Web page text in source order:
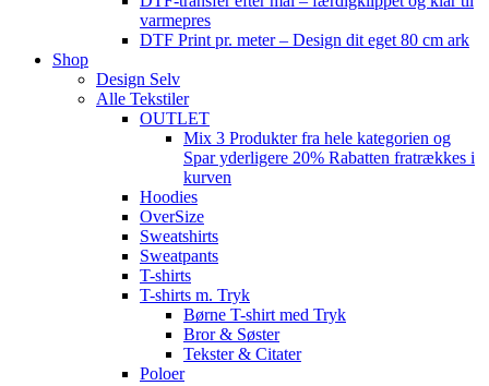
varmepres
DTF Print pr. meter – Design dit eget 80 cm ark
Shop
Design Selv
Alle Tekstiler
OUTLET
Mix 3 Produkter fra hele kategorien og
Spar yderligere 20% Rabatten fratrækkes i
kurven
Hoodies
OverSize
Sweatshirts
Sweatpants
T-shirts
T-shirts m. Tryk
Børne T-shirt med Tryk
Bror & Søster
Tekster & Citater
Poloer